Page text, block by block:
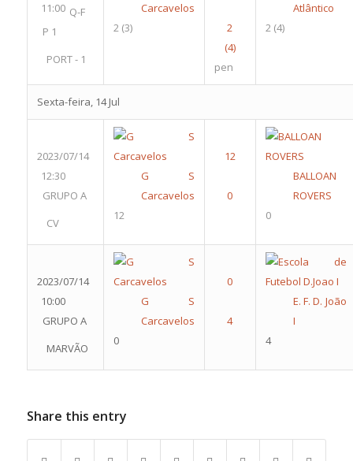
11:00 Q-F
P 1
PORT - 1
Carcavelos
2 (3)
pen
Atlântico
2 (4)
Sexta-feira, 14 Jul
2023/07/14
12:30
GRUPO A
CV
G S
Carcavelos
12
BALLOAN
ROVERS
0
2023/07/14
10:00
GRUPO A
MARVÃO
G S
Carcavelos
0
E. F. D. João
I
4
Share this entry